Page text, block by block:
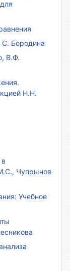
Бородина
В.Ф.
Н.Н.
Чупрынов
Учебное